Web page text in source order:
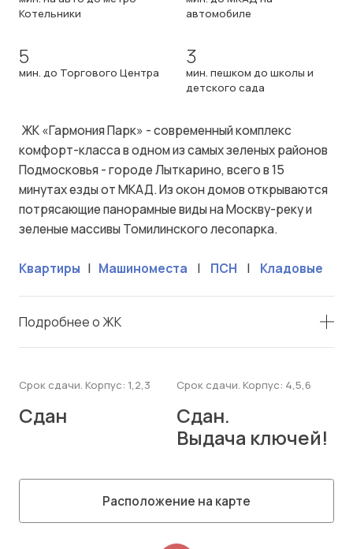
Котельники
автомобиле
5
мин. до Торгового Центра
3
мин. пешком до школы и
детского сада
ЖК «Гармония Парк» - современный комплекс
комфорт-класса в одном из самых зеленых районов
Подмосковья - городе Лыткарино, всего в 15
минутах езды от МКАД. Из окон домов открываются
потрясающие панорамные виды на Москву-реку и
зеленые массивы Томилинского лесопарка.
Квартиры | Машиноместа | ПСН | Кладовые
Подробнее о ЖК
Срок сдачи. Корпус: 1,2,3
Сдан
Срок сдачи. Корпус: 4,5,6
Сдан.
Выдача ключей!
Расположение на карте